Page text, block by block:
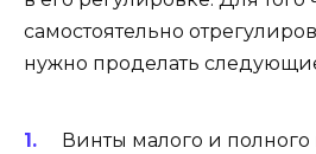
самостоятельно
нужно проделать
Винты малого и полного